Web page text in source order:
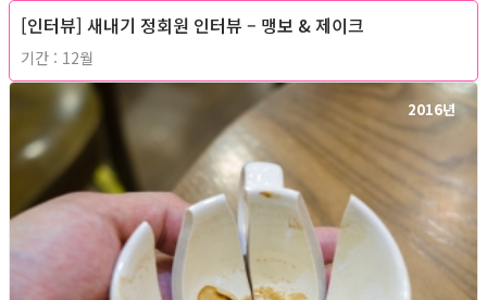
[인터뷰] 새내기 정회원 인터뷰 – 맹보 & 제이크
기간 : 12월
2016년